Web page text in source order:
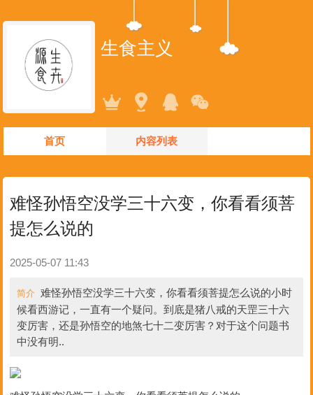
生食主义
首页 内容列表
难怪孙悟空没学三十六变，你看看须菩
提怎么说的
2025-05-07 11:43
简介 难怪孙悟空没学三十六变，你看看须菩提怎么说的小时
候看西游记，一直有一个疑问。到底是猪八戒的天罡三十六
变厉害，还是孙悟空的地煞七十二变厉害？对于这个问题书
中没有明..